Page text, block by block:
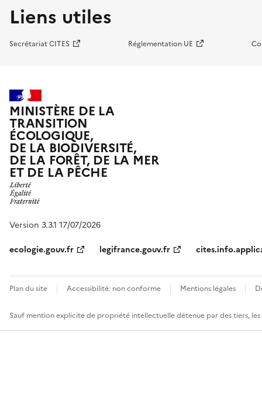
Liens utiles
Secrétariat CITES Réglementation UE
MINISTÈRE DE LA
TRANSITION
ÉCOLOGIQUE,
DE LA BIODIVERSITÉ,
DE LA FORÊT, DE LA MER
ET DE LA PÊCHE
Version 3.3.1 17/07/2026
ecologie.gouv.fr
legifrance.gouv.fr
Plan du site Accessibilité: non conforme Mentions légales
Sauf mention explicite de propriété intellectuelle détenue par des tiers,